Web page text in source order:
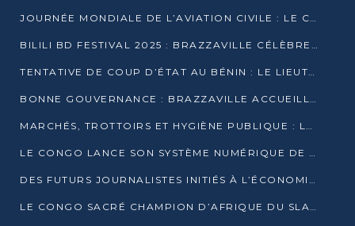
JOURNÉE MONDIALE DE L’AVIATION CIVILE : LE CONGO MISE SUR L’INNOVATION ET LA SÉCURITÉ
BILILI BD FESTIVAL 2025 : BRAZZAVILLE CÉLÈBRE DIX ANS DE CRÉATION GRAPHIQUE AFRICAINE
TENTATIVE DE COUP D’ÉTAT AU BÉNIN : LE LIEUTENANT-COLONEL TIGRI S’AUTOPROCLAME CHEF D’UN COMITÉ MILITAIRE
BONNE GOUVERNANCE : BRAZZAVILLE ACCUEILLE LES PREMIÈRES JOURNÉES CONGOLAISES DE L’ÉVALUATION
MARCHÉS, TROTTOIRS ET HYGIÈNE PUBLIQUE : LE GOUVERNEMENT DURCIT LE TON
LE CONGO LANCE SON SYSTÈME NUMÉRIQUE DE VÉRIFICATION DU BOIS
DES FUTURS JOURNALISTES INITIÉS À L’ÉCONOMIE BLEUE DURABLE
LE CONGO SACRÉ CHAMPION D’AFRIQUE DU SLAM 2025